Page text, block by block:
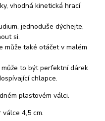
vhodná kinetická hrací
jednoduše dýchejte,
si.
může také otáčet v malém
to být perfektní dárek
chlapce.
plastovém válci.
4,5 cm.